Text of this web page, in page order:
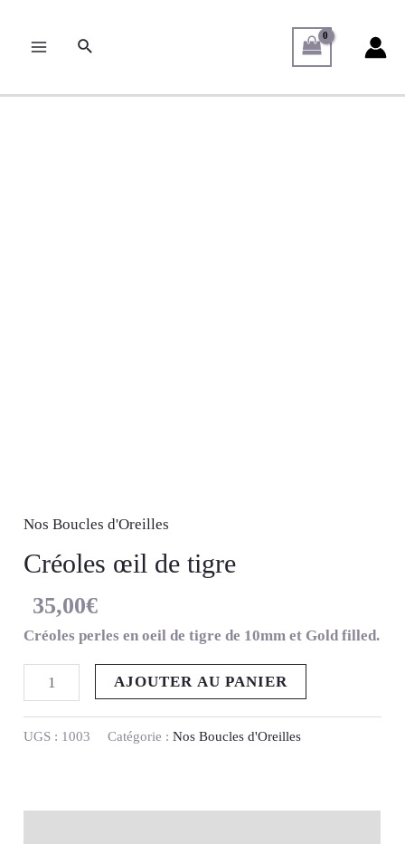
Nos Boucles d'Oreilles
Créoles œil de tigre
35,00€
Créoles perles en oeil de tigre de 10mm et Gold filled.
AJOUTER AU PANIER
UGS : 1003 Catégorie :Nos Boucles d'Oreilles